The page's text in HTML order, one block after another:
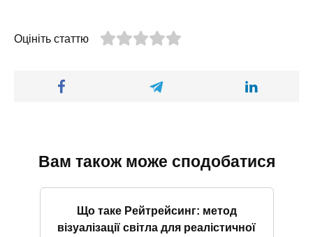
Оцініть статтю
Вам також може сподобатися
Що таке Рейтрейсинг: метод
візуалізації світла для реалістичної